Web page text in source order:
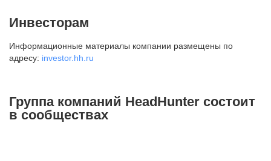
внутригородская территория
Муниципальный округ Тверской,
2-я Брестская ул., д. 48,
+7 495 980-64-27
Инвесторам
Информационные материалы компании размещены по
адресу: investor.hh.ru
Группа компаний HeadHunter состоит
в сообществах